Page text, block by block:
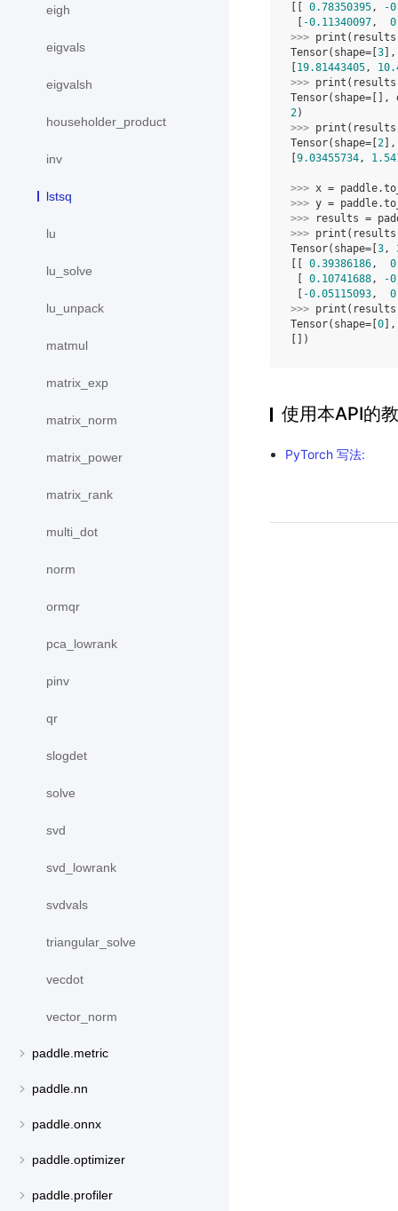
eigh
eigvals
eigvalsh
householder_product
inv
lstsq
lu
lu_solve
lu_unpack
matmul
matrix_exp
matrix_norm
matrix_power
matrix_rank
multi_dot
norm
ormqr
pca_lowrank
pinv
qr
slogdet
solve
svd
svd_lowrank
svdvals
triangular_solve
vecdot
vector_norm
paddle.metric
paddle.nn
paddle.onnx
paddle.optimizer
paddle.profiler
0.78350395,
-
-0.11340097,
>>> print ( results
Tensor(shape=[ 3
19.81443405,
>>> print ( results
Tensor(shape=[],
2)
>>> print ( results
Tensor(shape=[ 2
9.03455734,
>>> x = paddle.
>>> y = paddle.
>>>
results =
>>> print ( results
Tensor(shape=[ 3,
0.39386186,
0.10741688,
-
-0.05115093,
>>> print ( results
Tensor(shape=[ 0
[])
使用本API的
PyTorch 写法: